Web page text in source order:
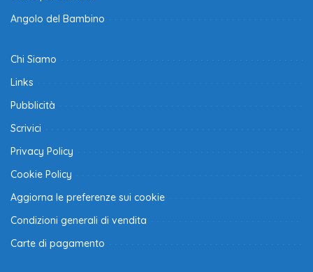
Angolo del Bambino
Chi Siamo
Links
Pubblicità
Scrivici
Privacy Policy
Cookie Policy
Aggiorna le preferenze sui cookie
Condizioni generali di vendita
Carte di pagamento